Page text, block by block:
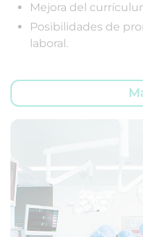
Mejora del
Posibilidades de
laboral.